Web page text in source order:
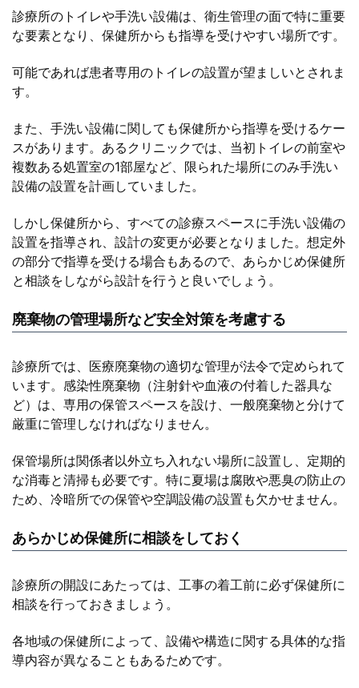
診療所のトイレや手洗い設備は、衛生管理の面で特に重要
な要素となり、保健所からも指導を受けやすい場所です。
可能であれば患者専用のトイレの設置が望ましいとされま
す。
また、手洗い設備に関しても保健所から指導を受けるケー
スがあります。あるクリニックでは、当初トイレの前室や
複数ある処置室の1部屋など、限られた場所にのみ手洗い
設備の設置を計画していました。
しかし保健所から、すべての診療スペースに手洗い設備の
設置を指導され、設計の変更が必要となりました。想定外
の部分で指導を受ける場合もあるので、あらかじめ保健所
と相談をしながら設計を行うと良いでしょう。
廃棄物の管理場所など安全対策を考慮する
診療所では、医療廃棄物の適切な管理が法令で定められて
います。感染性廃棄物（注射針や血液の付着した器具な
ど）は、専用の保管スペースを設け、一般廃棄物と分けて
厳重に管理しなければなりません。
保管場所は関係者以外立ち入れない場所に設置し、定期的
な消毒と清掃も必要です。特に夏場は腐敗や悪臭の防止の
ため、冷暗所での保管や空調設備の設置も欠かせません。
あらかじめ保健所に相談をしておく
診療所の開設にあたっては、工事の着工前に必ず保健所に
相談を行っておきましょう。
各地域の保健所によって、設備や構造に関する具体的な指
導内容が異なることもあるためです。